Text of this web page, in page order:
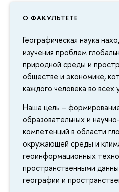
О ФАКУЛЬТЕТЕ
Географическая наука
изучения проблем
природной среды и
обществе и экономике,
каждого человека во всех
Наша цель –
образовательных и
компетенций в области
окружающей среды и
геоинформационных
пространственными
географии и